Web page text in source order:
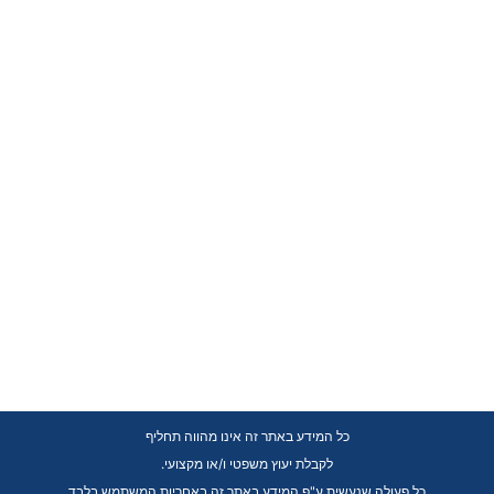
כל המידע באתר זה אינו מהווה תחליף
.לקבלת יעוץ משפטי ו/או מקצועי